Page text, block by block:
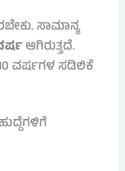
ಸಾಮಾನ್ಯ
ಆಗಿರುತ್ತದೆ.
ವರ್ಷಗಳ ಸಡಿಲಿಕೆ